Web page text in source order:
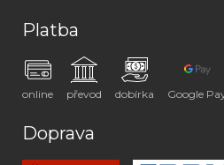
Platba
online převod dobírka Google
Doprava